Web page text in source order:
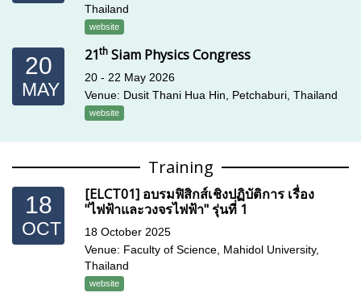
Thailand
website
20
MAY
21th Siam Physics Congress
20 - 22 May 2026
Venue: Dusit Thani Hua Hin, Petchaburi, Thailand
website
Training
18
OCT
[ELCT01] อบรมฟิสิกส์เชิงปฏิบัติการ เรื่อง
"ไฟฟ้าและวงจรไฟฟ้า" รุ่นที่ 1
18 October 2025
Venue: Faculty of Science, Mahidol University,
Thailand
website